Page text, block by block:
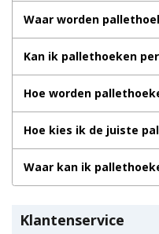
Waar worden
Kan ik pallethoeken
Hoe worden
Hoe kies ik de juiste
Waar kan ik
Klantenservice